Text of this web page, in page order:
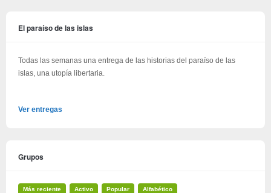
El paraíso de las islas
Todas las semanas una entrega de las historias del paraíso de las
islas, una utopía libertaria.
Ver entregas
Grupos
Más reciente Activo Popular Alfabético